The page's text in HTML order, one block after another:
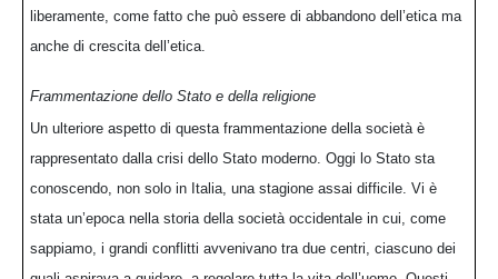
liberamente, come fatto che può essere di abbandono dell’etica ma
anche di crescita dell’etica.
Frammentazione dello Stato e della religione
Un ulteriore aspetto di questa frammentazione della società è
rappresentato dalla crisi dello Stato moderno. Oggi lo Stato sta
conoscendo, non solo in Italia, una stagione assai difficile. Vi è
stata un’epoca nella storia della società occidentale in cui, come
sappiamo, i grandi conflitti avvenivano tra due centri, ciascuno dei